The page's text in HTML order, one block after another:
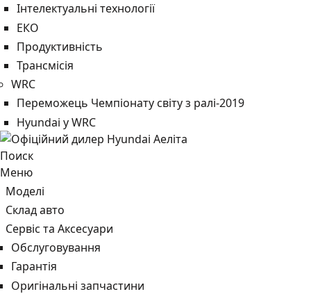
Інтелектуальні технології
ЕКО
Продуктивність
Трансмісія
WRC
Переможець Чемпіонату світу з ралі-2019
Hyundai у WRC
Поиск
Меню
Моделі
Склад авто
Сервіс та Аксесуари
Обслуговування
Гарантія
Оригінальні запчастини